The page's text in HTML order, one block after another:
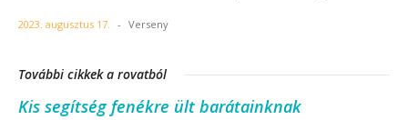
2023. augusztus 17. - Verseny
További cikkek a rovatból
Kis segítség fenékre ült barátainknak